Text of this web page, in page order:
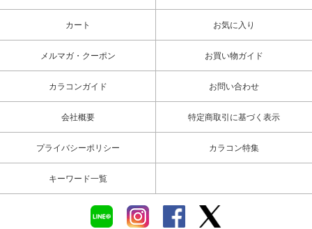
カート お気に入り
メルマガ・クーポン お買い物ガイド
カラコンガイド お問い合わせ
会社概要 特定商取引に基づく表示
プライバシーポリシー カラコン特集
キーワード一覧